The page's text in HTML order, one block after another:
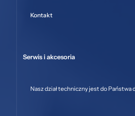
Kontakt
Serwis i akcesoria
Nasz dział techniczny jest do Państwa